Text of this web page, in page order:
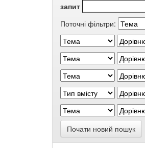
запит
Поточні фільтри:
Почати новий пошук